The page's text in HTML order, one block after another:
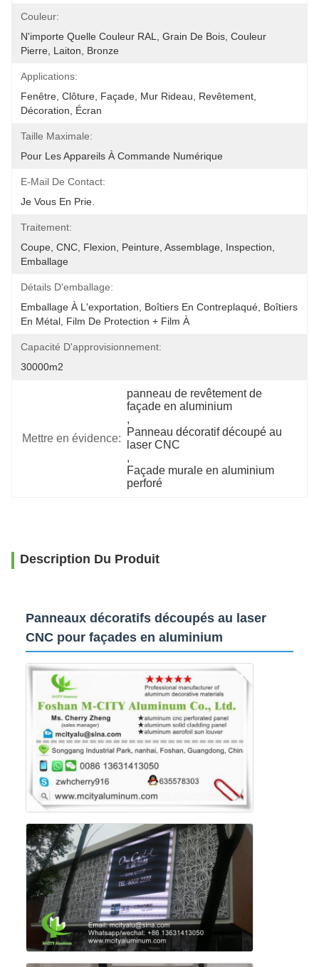
Couleur:
N'importe Quelle Couleur RAL, Grain De Bois, Couleur
Pierre, Laiton, Bronze
Applications:
Fenêtre, Clôture, Façade, Mur Rideau, Revêtement,
Décoration, Écran
Taille Maximale:
Pour Les Appareils À Commande Numérique
E-Mail De Contact:
Je Vous En Prie.
Traitement:
Coupe, CNC, Flexion, Peinture, Assemblage, Inspection,
Emballage
Détails D'emballage:
Emballage À L'exportation, Boîtiers En Contreplaqué, Boîtiers
En Métal, Film De Protection + Film À
Capacité D'approvisionnement:
30000m2
Mettre en évidence:
panneau de revêtement de
façade en aluminium
,
Panneau décoratif découpé au
laser CNC
,
Façade murale en aluminium
perforé
Description Du Produit
Panneaux décoratifs découpés au laser
CNC pour façades en aluminium